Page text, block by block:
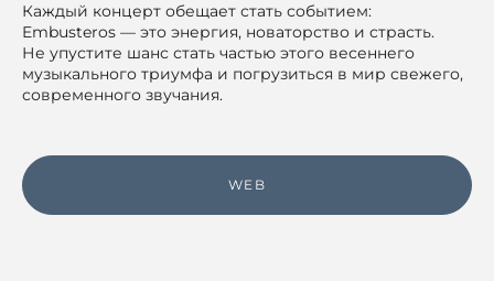
Каждый концерт обещает стать событием:
Embusteros — это энергия, новаторство и страсть.
Не упустите шанс стать частью этого весеннего
музыкального триумфа и погрузиться в мир свежего,
современного звучания.
WEB